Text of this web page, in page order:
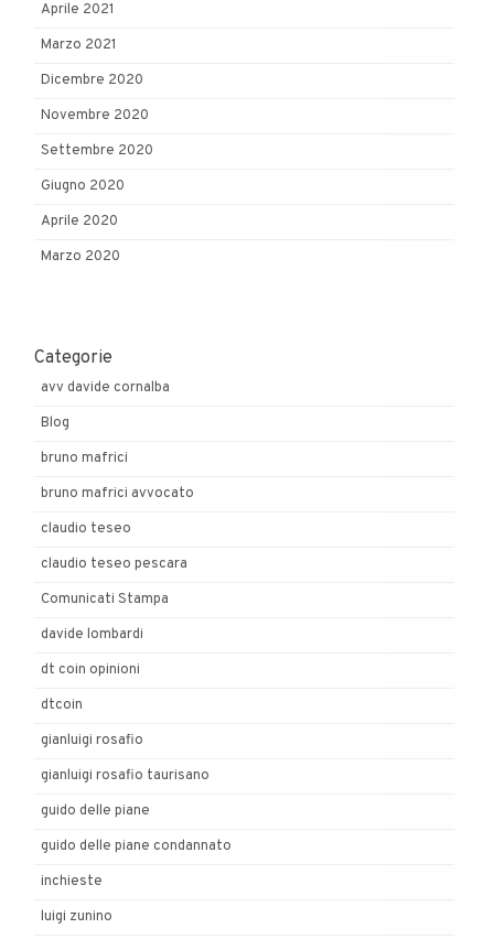
Aprile 2021
Marzo 2021
Dicembre 2020
Novembre 2020
Settembre 2020
Giugno 2020
Aprile 2020
Marzo 2020
Categorie
avv davide cornalba
Blog
bruno mafrici
bruno mafrici avvocato
claudio teseo
claudio teseo pescara
Comunicati Stampa
davide lombardi
dt coin opinioni
dtcoin
gianluigi rosafio
gianluigi rosafio taurisano
guido delle piane
guido delle piane condannato
inchieste
luigi zunino